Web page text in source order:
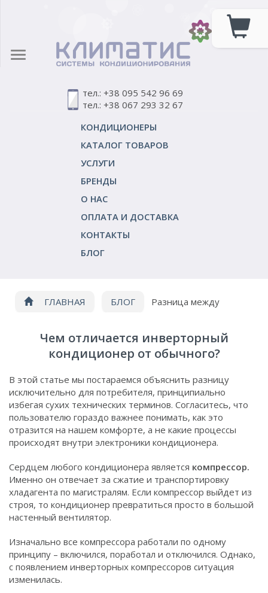
тел.: +38 095 542 96 69
тел.: +38 067 293 32 67
КОНДИЦИОНЕРЫ
КАТАЛОГ ТОВАРОВ
УСЛУГИ
БРЕНДЫ
О НАС
ОПЛАТА И ДОСТАВКА
КОНТАКТЫ
БЛОГ
ГЛАВНАЯ БЛОГ
Разница между
Чем отличается инверторный
кондиционер от обычного?
В этой статье мы постараемся объяснить разницу
исключительно для потребителя, принципиально
избегая сухих технических терминов. Согласитесь, что
пользователю гораздо важнее понимать, как это
отразится на нашем комфорте, а не какие процессы
происходят внутри электроники кондиционера.
Сердцем любого кондиционера является компрессор.
Именно он отвечает за сжатие и транспортировку
хладагента по магистралям. Если компрессор выйдет из
строя, то кондиционер превратиться просто в большой
настенный вентилятор.
Изначально все компрессора работали по одному
принципу – включился, поработал и отключился. Однако,
с появлением инверторных компрессоров ситуация
изменилась.